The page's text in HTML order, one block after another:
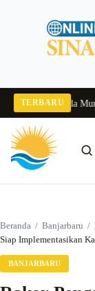
TERBARU
Pj Sekda Murung
Beranda / Banjarbaru /
Siap Implementasikan
BANJARBARU